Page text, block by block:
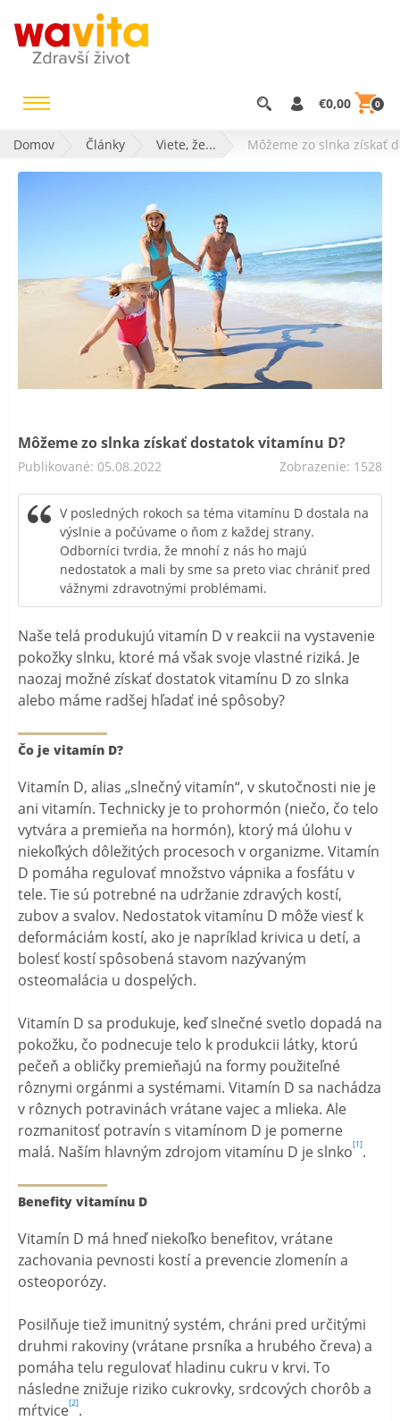
€0,00 0
Domov Články Viete, že... Môžeme zo slnka získať
Môžeme zo slnka získať dostatok vitamínu D?
Publikované: 05.08.2022 Zobrazenie: 1528
V posledných rokoch sa téma vitamínu D dostala na
výslnie a počúvame o ňom z každej strany.
Odborníci tvrdia, že mnohí z nás ho majú
nedostatok a mali by sme sa preto viac chrániť pred
vážnymi zdravotnými problémami.
Naše telá produkujú vitamín D v reakcii na vystavenie
pokožky slnku, ktoré má však svoje vlastné riziká. Je
naozaj možné získať dostatok vitamínu D zo slnka
alebo máme radšej hľadať iné spôsoby?
Čo je vitamín D?
Vitamín D, alias „slnečný vitamín“, v skutočnosti nie je
ani vitamín. Technicky je to prohormón (niečo, čo telo
vytvára a premieňa na hormón), ktorý má úlohu v
niekoľkých dôležitých procesoch v organizme. Vitamín
D pomáha regulovať množstvo vápnika a fosfátu v
tele. Tie sú potrebné na udržanie zdravých kostí,
zubov a svalov. Nedostatok vitamínu D môže viesť k
deformáciám kostí, ako je napríklad krivica u detí, a
bolesť kostí spôsobená stavom nazývaným
osteomalácia u dospelých.
Vitamín D sa produkuje, keď slnečné svetlo dopadá na
pokožku, čo podnecuje telo k produkcii látky, ktorú
pečeň a obličky premieňajú na formy použiteľné
rôznymi orgánmi a systémami. Vitamín D sa nachádza
v rôznych potravinách vrátane vajec a mlieka. Ale
rozmanitosť potravín s vitamínom D je pomerne
malá. Naším hlavným zdrojom vitamínu D je slnko[1].
Benefity vitamínu D
Vitamín D má hneď niekoľko benefitov, vrátane
zachovania pevnosti kostí a prevencie zlomenín a
osteoporózy.
Posilňuje tiež imunitný systém, chráni pred určitými
druhmi rakoviny (vrátane prsníka a hrubého čreva) a
pomáha telu regulovať hladinu cukru v krvi. To
následne znižuje riziko cukrovky, srdcových chorôb a
mŕtvice[2].